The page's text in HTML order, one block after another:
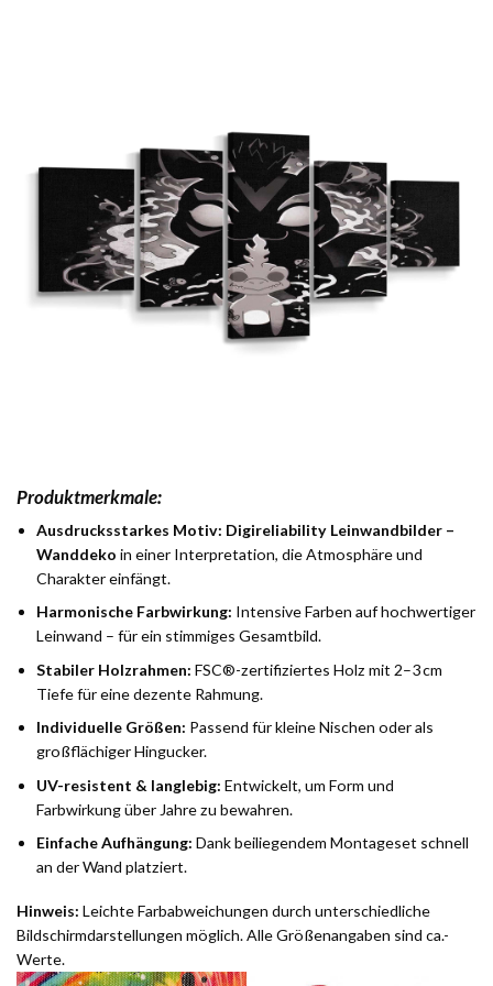
Produktmerkmale:
Ausdrucksstarkes Motiv: Digireliability Leinwandbilder –
Wanddeko in einer Interpretation, die Atmosphäre und
Charakter einfängt.
Harmonische Farbwirkung: Intensive Farben auf hochwertiger
Leinwand – für ein stimmiges Gesamtbild.
Stabiler Holzrahmen: FSC®-zertifiziertes Holz mit 2–3 cm
Tiefe für eine dezente Rahmung.
Individuelle Größen: Passend für kleine Nischen oder als
großflächiger Hingucker.
UV-resistent & langlebig: Entwickelt, um Form und
Farbwirkung über Jahre zu bewahren.
Einfache Aufhängung: Dank beiliegendem Montageset schnell
an der Wand platziert.
Hinweis: Leichte Farbabweichungen durch unterschiedliche
Bildschirmdarstellungen möglich. Alle Größenangaben sind ca.-
Werte.